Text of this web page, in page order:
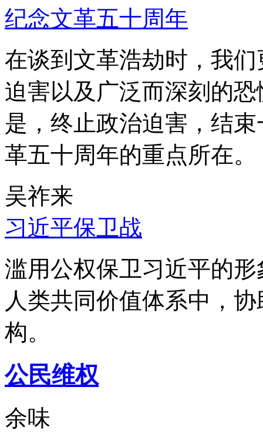
纪念文革五十周年
在谈到文革浩劫时，我
迫害以及广泛而深刻的
是，终止政治迫害，结
革五十周年的重点所在。
吴祚来
习近平保卫战
滥用公权保卫习近平的
人类共同价值体系中，
构。
公民维权
余味